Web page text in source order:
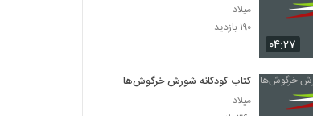
۰۴:۲۷
میلاد
۱۹۰ بازدید
کتاب کودکانه شورش خرگوش‌ها
میلاد